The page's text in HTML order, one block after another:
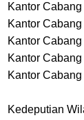
Kantor
Kantor
Kantor
Kantor
Kantor
Kedeputian